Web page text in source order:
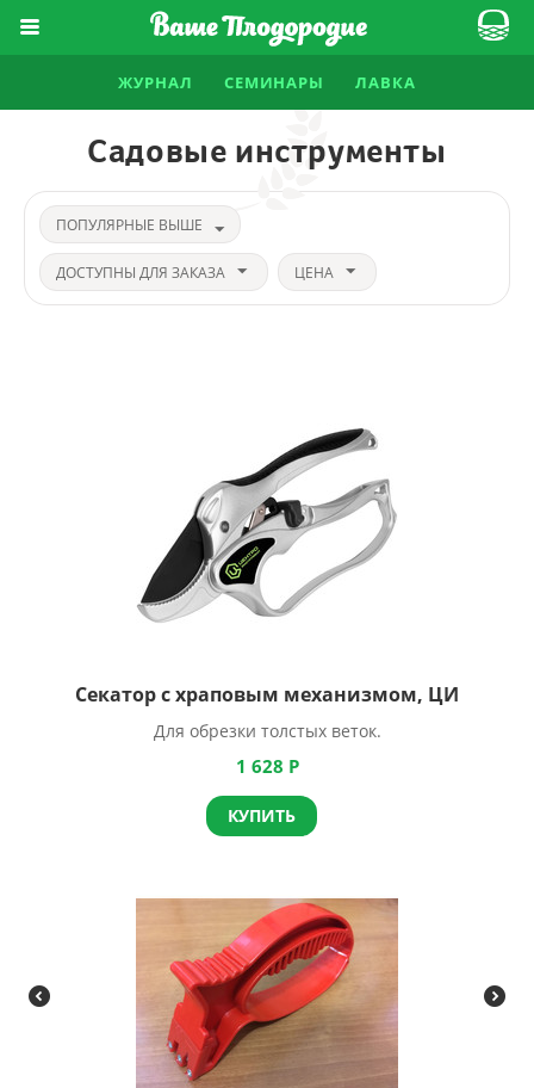
ЖУРНАЛ СЕМИНАРЫ ЛАВКА
Садовые инструменты
ДОСТУПНЫ ДЛЯ ЗАКАЗА ЦЕНА
ПОПУЛЯРНЫЕ ВЫШЕ
Секатор с храповым механизмом, ЦИ
Для обрезки толстых веток.
1 628 Р
КУПИТЬ